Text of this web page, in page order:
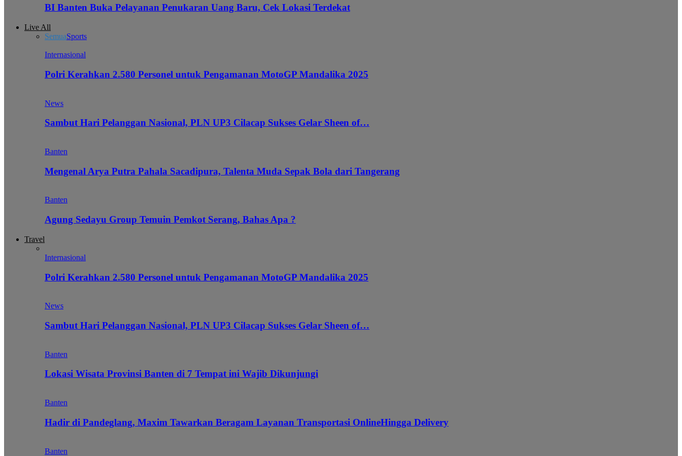
BI Banten Buka Pelayanan Penukaran Uang Baru, Cek Lokasi Terdekat
Live All
SemuaSports
Internasional
Polri Kerahkan 2.580 Personel untuk Pengamanan MotoGP Mandalika 2025
News
Sambut Hari Pelanggan Nasional, PLN UP3 Cilacap Sukses Gelar Sheen of…
Banten
Mengenal Arya Putra Pahala Sacadipura, Talenta Muda Sepak Bola dari Tangerang
Banten
Agung Sedayu Group Temuin Pemkot Serang, Bahas Apa ?
Travel
Internasional
Polri Kerahkan 2.580 Personel untuk Pengamanan MotoGP Mandalika 2025
News
Sambut Hari Pelanggan Nasional, PLN UP3 Cilacap Sukses Gelar Sheen of…
Banten
Lokasi Wisata Provinsi Banten di 7 Tempat ini Wajib Dikunjungi
Banten
Hadir di Pandeglang, Maxim Tawarkan Beragam Layanan Transportasi OnlineHingga Delivery
Banten